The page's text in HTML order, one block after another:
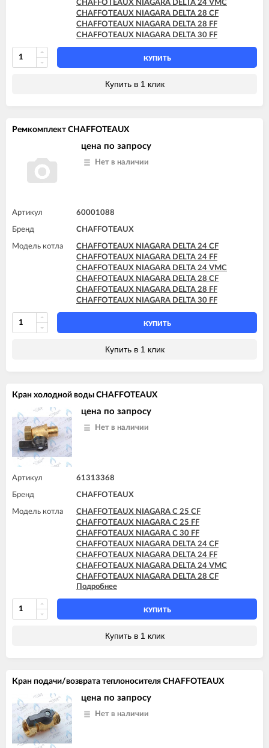
CHAFFOTEAUX NIAGARA DELTA 24 VMC
CHAFFOTEAUX NIAGARA DELTA 28 CF
CHAFFOTEAUX NIAGARA DELTA 28 FF
CHAFFOTEAUX NIAGARA DELTA 30 FF
КУПИТЬ
Купить в 1 клик
Ремкомплект CHAFFOTEAUX
цена по запросу
Нет в наличии
Артикул 60001088
Бренд CHAFFOTEAUX
Модель котла
CHAFFOTEAUX NIAGARA DELTA 24 CF
CHAFFOTEAUX NIAGARA DELTA 24 FF
CHAFFOTEAUX NIAGARA DELTA 24 VMC
CHAFFOTEAUX NIAGARA DELTA 28 CF
CHAFFOTEAUX NIAGARA DELTA 28 FF
CHAFFOTEAUX NIAGARA DELTA 30 FF
КУПИТЬ
Купить в 1 клик
Кран холодной воды CHAFFOTEAUX
цена по запросу
Нет в наличии
Артикул 61313368
Бренд CHAFFOTEAUX
Модель котла
CHAFFOTEAUX NIAGARA C 25 CF
CHAFFOTEAUX NIAGARA C 25 FF
CHAFFOTEAUX NIAGARA C 30 FF
CHAFFOTEAUX NIAGARA DELTA 24 CF
CHAFFOTEAUX NIAGARA DELTA 24 FF
CHAFFOTEAUX NIAGARA DELTA 24 VMC
CHAFFOTEAUX NIAGARA DELTA 28 CF
CHAFFOTEAUX NIAGARA DELTA 28 FF
CHAFFOTEAUX NIAGARA DELTA 30 FF
Подробнее
КУПИТЬ
Купить в 1 клик
Кран подачи/возврата теплоносителя CHAFFOTEAUX
цена по запросу
Нет в наличии